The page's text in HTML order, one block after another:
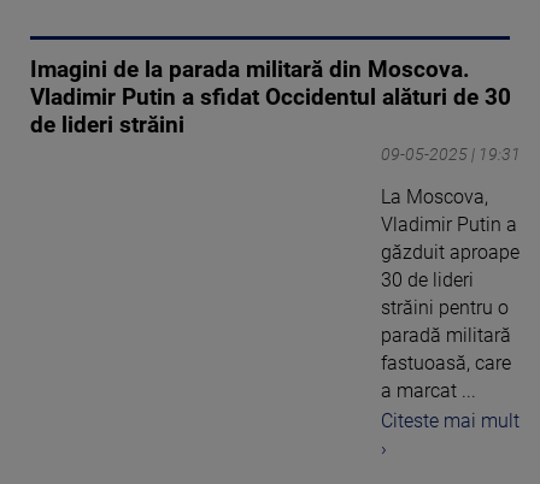
Imagini de la parada militară din Moscova.
Vladimir Putin a sfidat Occidentul alături de 30
de lideri străini
09-05-2025 | 19:31
La Moscova,
Vladimir Putin a
găzduit aproape
30 de lideri
străini pentru o
paradă militară
fastuoasă, care
a marcat ...
Citeste mai mult
›